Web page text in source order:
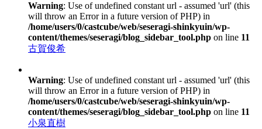
Warning: Use of undefined constant url - assumed 'url' (this
will throw an Error in a future version of PHP) in
/home/users/0/castcube/web/seseragi-shinkyuin/wp-
content/themes/seseragi/blog_sidebar_tool.php on line 11
古賀俊希
Warning: Use of undefined constant url - assumed 'url' (this
will throw an Error in a future version of PHP) in
/home/users/0/castcube/web/seseragi-shinkyuin/wp-
content/themes/seseragi/blog_sidebar_tool.php on line 11
小泉直樹